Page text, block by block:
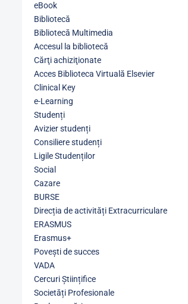
eBook
Bibliotecă
Bibliotecă Multimedia
Accesul la bibliotecă
Cărţi achiziţionate
Acces Biblioteca Virtuală Elsevier
Clinical Key
e-Learning
Studenți
Avizier studenți
Consiliere studenți
Ligile Studenților
Social
Cazare
BURSE
Direcția de activități Extracurriculare
ERASMUS
Erasmus+
Povești de succes
VADA
Cercuri Științifice
Societăți Profesionale